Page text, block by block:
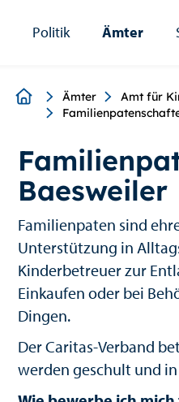
Politik Ämter
Breadcrumb
Ämter Amt für
Baesweiler
Familienpaten sind
Unterstützung in
Kinderbetreuer zur
Einkaufen oder bei
Dingen.
Der Caritas-Verband
werden geschult und